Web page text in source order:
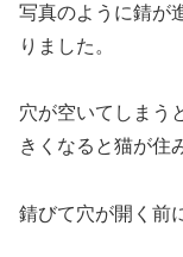
写真のように錆が
りました。
穴が空いてしまう
きくなると猫が住
錆びて穴が開く前